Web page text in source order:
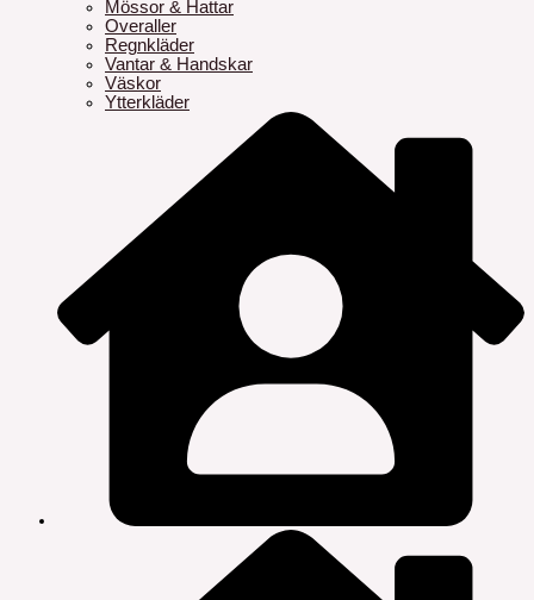
Mössor & Hattar
Overaller
Regnkläder
Vantar & Handskar
Väskor
Ytterkläder